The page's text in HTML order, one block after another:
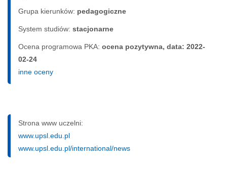
Grupa kierunków: pedagogiczne
System studiów: sta­cjo­nar­ne
Ocena programowa PKA: ocena pozytywna, data: 2022-
02-24
inne oceny
Strona www uczelni:
www.upsl.edu.pl
www.upsl.edu.pl/international/news